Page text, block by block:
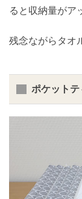
ると収納量がア
残念ながらタオ
ポケット